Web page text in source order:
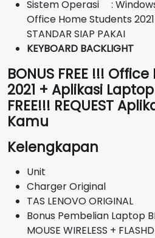
Sistem Operasi : Windows
Office Home Students 2021
STANDAR SIAP PAKAI
KEYBOARD BACKLIGHT
BONUS FREE !!!
2021 + Aplikasi
FREE!!! REQUEST
Kamu
Kelengkapan
Unit
Charger Original
TAS LENOVO ORIGINAL
Bonus Pembelian Laptop
MOUSE WIRELESS +